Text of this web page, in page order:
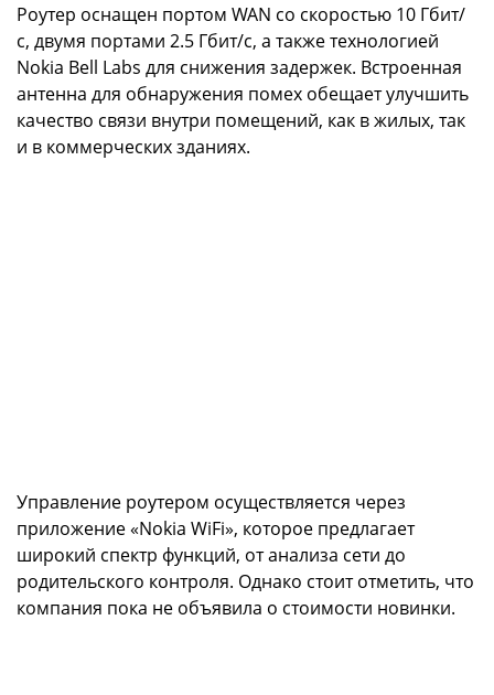
Роутер оснащен портом WAN со скоростью 10 Гбит/
с, двумя портами 2.5 Гбит/с, а также технологией
Nokia Bell Labs для снижения задержек. Встроенная
антенна для обнаружения помех обещает улучшить
качество связи внутри помещений, как в жилых, так
и в коммерческих зданиях.
Управление роутером осуществляется через
приложение «Nokia WiFi», которое предлагает
широкий спектр функций, от анализа сети до
родительского контроля. Однако стоит отметить, что
компания пока не объявила о стоимости новинки.